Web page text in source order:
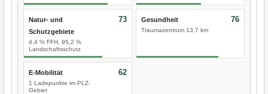
Natur- und
Schutzgebiete
4,4 % FFH, 95,2 %
Landschaftsschutz
73 Gesundheit
Traumazentrum 13,7 km
76
E-Mobilität
1 Ladepunkte im PLZ-
Gebiet
62